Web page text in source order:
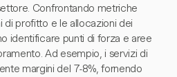
Confrontando metriche
di profitto e le allocazioni dei
identificare punti di forza e aree
Ad esempio, i servizi di
margini del 7-8%, fornendo